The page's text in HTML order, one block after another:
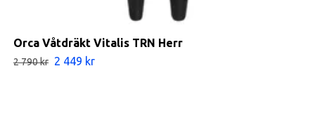
Orca Våtdräkt Vitalis TRN Herr
2 790 kr 2 449 kr